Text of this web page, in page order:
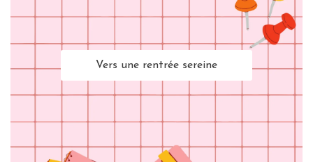
Vers une rentrée sereine